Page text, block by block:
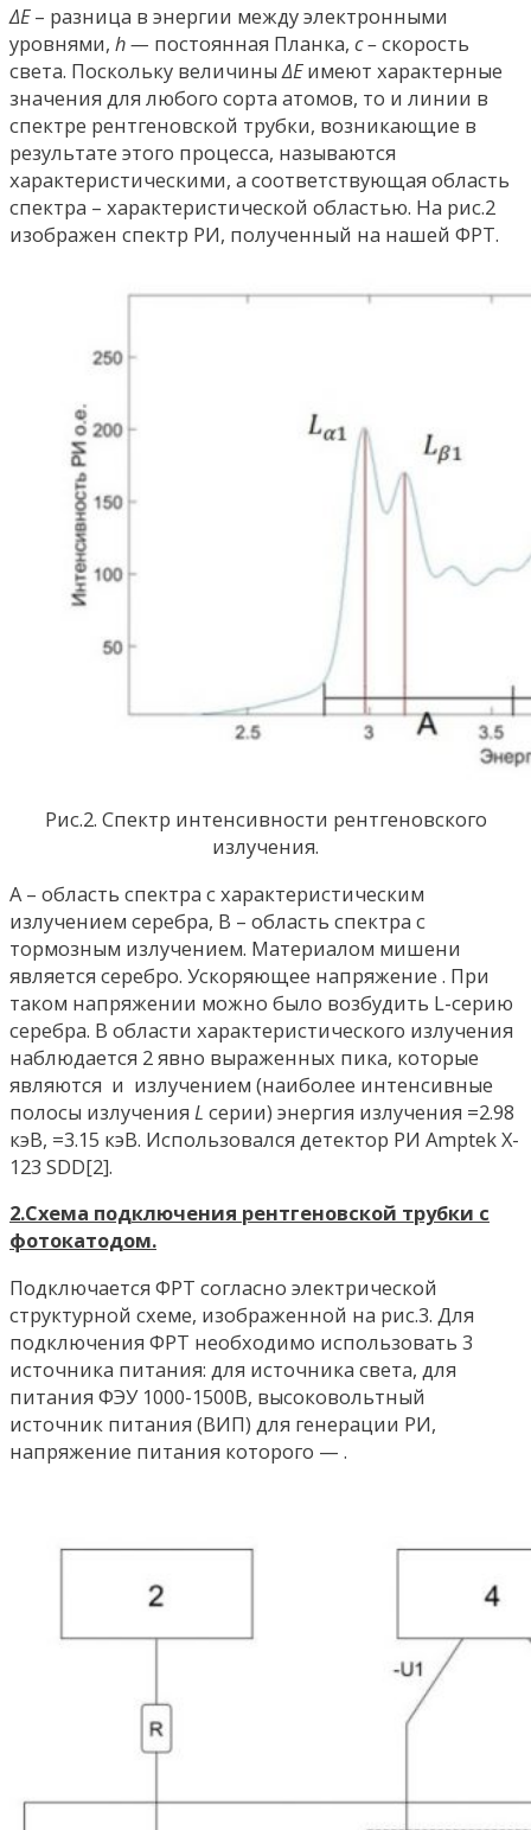
ΔE– разница в энергии между электронными
уровнями, h — постоянная Планка, с –скорость
света. Поскольку величиныΔEимеют характерные
значения для любого сорта атомов, то и линии в
спектре рентгеновской трубки, возникающие в
результате этого процесса, называются
характеристическими, а соответствующая область
спектра – характеристической областью. На рис.2
изображен спектр РИ, полученный на нашей ФРТ.
Рис.2. Спектр интенсивности рентгеновского
излучения.
А – область спектра с характеристическим
излучением серебра, В – область спектра с
тормозным излучением. Материалом мишени
является серебро. Ускоряющее напряжение . При
таком напряжении можно было возбудить L-серию
серебра. В области характеристического излучения
наблюдается 2 явно выраженных пика, которые
являются и излучением (наиболее интенсивные
полосы излучения L серии) энергия излучения =2.98
кэВ, =3.15 кэВ. Использовался детектор РИ Amptek X-
123 SDD[2].
2.Схема подключения рентгеновской трубки с
фотокатодом.
Подключается ФРТ согласно электрической
структурной схеме, изображенной на рис.3. Для
подключения ФРТ необходимо использовать 3
источника питания: для источника света, для
питания ФЭУ 1000-1500В, высоковольтный
источник питания (ВИП) для генерации РИ,
напряжение питания которого — .